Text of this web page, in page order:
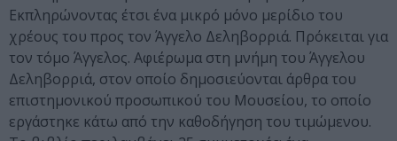
Εκπληρώνοντας έτσι ένα μικρό μόνο μερίδιο του
χρέους του προς τον Άγγελο Δεληβορριά. Πρόκειται για
τον τόμο Άγγελος. Αφιέρωμα στη μνήμη του Άγγελου
Δεληβορριά, στον οποίο δημοσιεύονται άρθρα του
επιστημονικού προσωπικού του Μουσείου, το οποίο
εργάστηκε κάτω από την καθοδήγηση του τιμώμενου.